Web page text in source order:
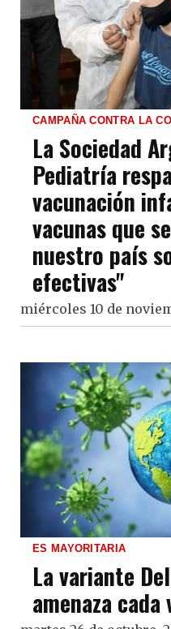
CAMPAÑA CONTRA LA
La Sociedad
Pediatría
vacunación
vacunas que
nuestro país
efectivas"
miércoles 10 de
ES MAYORITARIA
La variante
amenaza cada